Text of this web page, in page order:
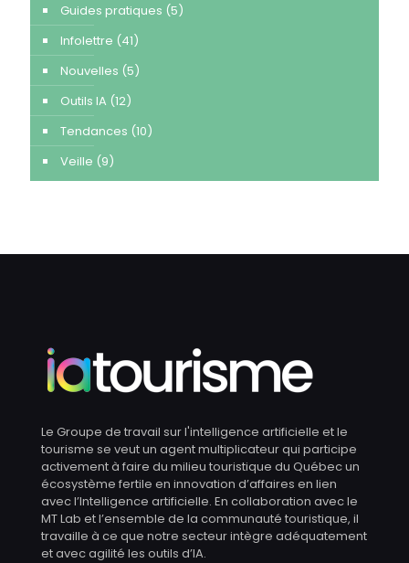
Guides pratiques (5)
Infolettre (41)
Nouvelles (5)
Outils IA (12)
Tendances (10)
Veille (9)
Le Groupe de travail sur l'intelligence artificielle et le
tourisme se veut un agent multiplicateur qui participe
activement à faire du milieu touristique du Québec un
écosystème fertile en innovation d’affaires en lien
avec l’Intelligence artificielle. En collaboration avec le
MT Lab et l’ensemble de la communauté touristique, il
travaille à ce que notre secteur intègre adéquatement
et avec agilité les outils d’IA.